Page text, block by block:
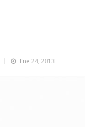
Ene 24, 2013